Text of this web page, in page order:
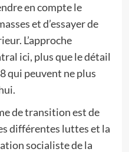
en compte le
et d’essayer de
L’approche
ici, plus que le détail
qui peuvent ne plus
de transition est de
différentes luttes et la
socialiste de la